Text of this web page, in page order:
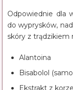
Odpowiednie dla
do wyprysków,
skóry z trądzikiem
Alantoina
Bisabolol
Ekstrakt z